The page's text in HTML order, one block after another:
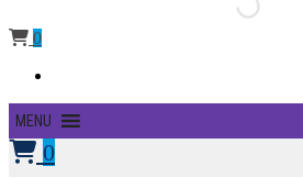
0
Primary
Menu
MENU
0